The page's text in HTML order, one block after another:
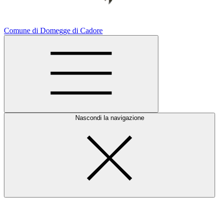
Comune di Domegge di Cadore
Nascondi la navigazione